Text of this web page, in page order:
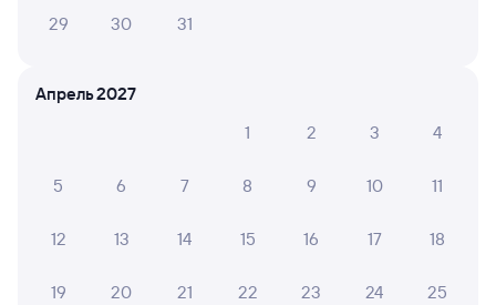
29 30 31
Апрель 2027
1
2 3 4
5 6 7 8 9 10 11
12 13 14 15 16 17 18
19 20 21 22 23 24 25